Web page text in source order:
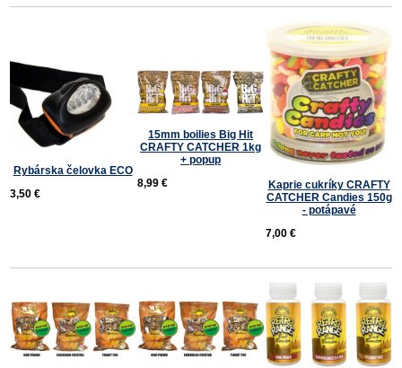
Rybárska čelovka ECO
3,50 €
15mm boilies Big Hit
CRAFTY CATCHER 1kg
+ popup
8,99 €
Kaprie cukríky CRAFTY
CATCHER Candies 150g
- potápavé
7,00 €